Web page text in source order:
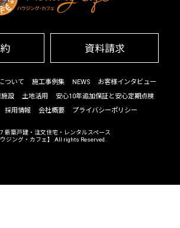
資料請求
ついて 施工事例集 NEWS
お客様インタビュー
施設 土地活用
安心10年追加保証と安心定期点検
採用情報 会社概要 プライバシーポリシー
新築戸建・注文住宅・レンタルスペース
ウジング・カフェ】
All rights Reserved.